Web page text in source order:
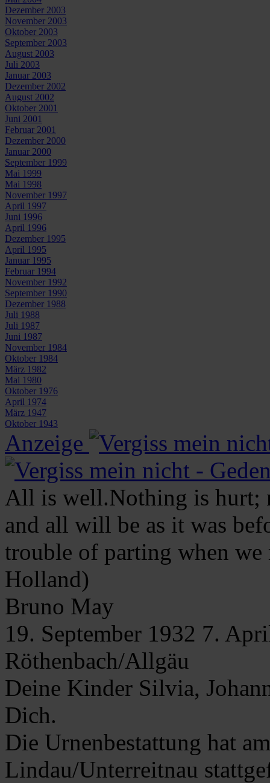
Dezember 2003
November 2003
Oktober 2003
September 2003
August 2003
Juli 2003
Januar 2003
Dezember 2002
August 2002
Oktober 2001
Juni 2001
Februar 2001
Dezember 2000
Januar 2000
September 1999
Mai 1999
Mai 1998
November 1997
April 1997
Juni 1996
April 1996
Dezember 1995
April 1995
Januar 1995
Februar 1994
November 1992
September 1990
Dezember 1988
Juli 1988
Juli 1987
Juni 1987
November 1984
Oktober 1984
März 1982
Mai 1980
Oktober 1976
April 1974
März 1947
Oktober 1943
Anzeige
All is well.Nothing is hurt;
and all will be as it was
trouble of parting when
Holland)
Bruno May
19. September 1932 7.
Röthenbach/Allgäu
Deine Kinder Silvia,
Dich.
Die Urnenbestattung hat
Lindau/Unterreitnau